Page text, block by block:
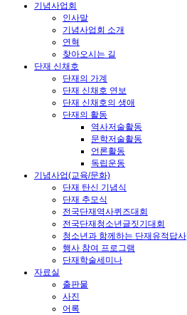
기념사업회
인사말
기념사업회 소개
연혁
찾아오시는 길
단재 신채호
단재의 가계
단재 신채호 연보
단재 신채호의 생애
단재의 활동
역사저술활동
문학저술활동
언론활동
독립운동
기념사업(교육/문화)
단재 탄신 기념식
단재 추모식
전국단재역사퀴즈대회
전국단재청소년글짓기대회
청소년과 함께하는 단재유적답사
행사 참여 프로그램
단재학술세미나
자료실
출판물
사진
어록